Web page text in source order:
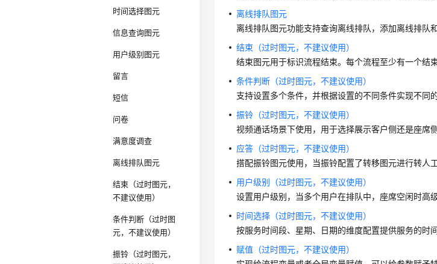
时间选择图元
信息查询图元
用户级别图元
留言
短信
问卷
满意度调查
离线排队图元
结束（过时图元，
不建议使用）
条件判断（过时图
元，不建议使用）
振铃（过时图元，
离线排队图元
离线排队图元功能支持查询离线排队，添加离线排队
结束（过时图元，不建议使用）
结束图元用于标识流程结束。每个流程至少有一个结
条件判断（过时图元，不建议使用）
支持设置多个条件，并根据设置的不同条件实现不同
振铃（过时图元，不建议使用）
视频通话场景下使用，用于选择展示客户侧还是座席
应答（过时图元，不建议使用）
搭配振铃图元使用，当振铃配置了转移图元进行转人
用户级别（过时图元，不建议使用）
设置用户级别，当多个用户在排队中，座席空闲时高
时间选择（过时图元，不建议使用）
按服务时间段、星期、日期的维度配置提供服务的时
赋值（过时图元，不建议使用）